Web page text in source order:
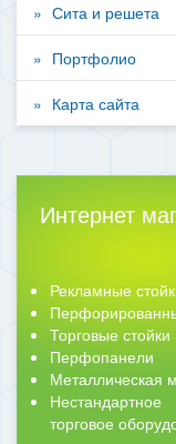
Сита и решета
Портфолио
Карта сайта
Интернет
Рекламные
Торговые стойки
Перфопанели
Металлическая
Нестандартное
торговое